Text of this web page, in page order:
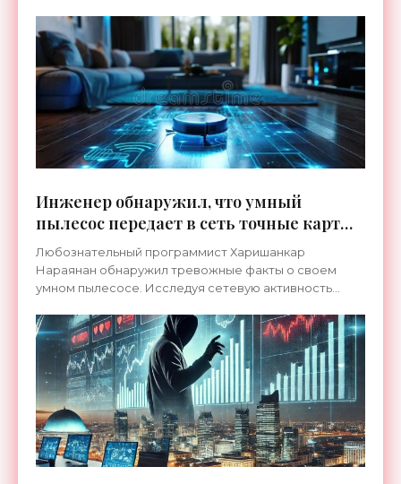
Инженер обнаружил, что умный
пылесос передает в сеть точные карты
его дома - «Техника»
Любознательный программист Харишанкар
Нараянан обнаружил тревожные факты о своем
умном пылесосе. Исследуя сетевую активность
он зафиксировал